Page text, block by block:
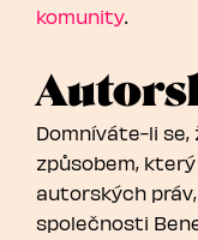
komunity.
Domníváte-li se,
způsobem,
autorských
společnosti